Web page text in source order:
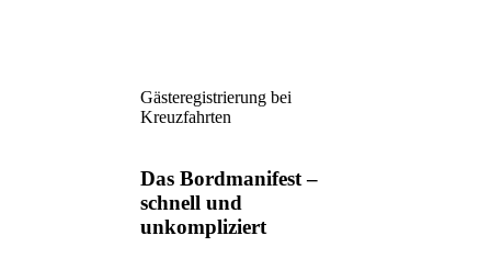
Gästeregistrierung bei
Kreuzfahrten
Das Bordmanifest –
schnell und
unkompliziert